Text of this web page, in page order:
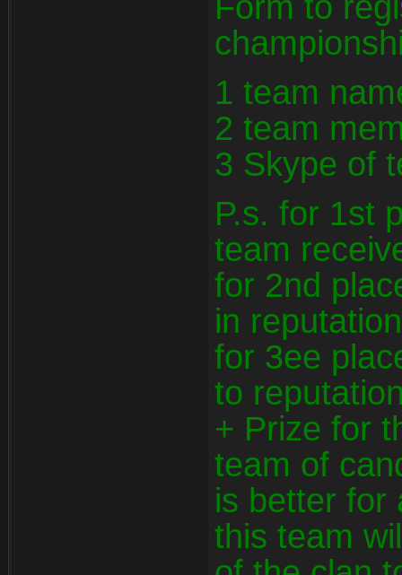
1 team
2 team
3 Skype of
P.s. for 1st
team
for 2nd
in
for 3ee
to
+ Prize for
team of
is better for
this team